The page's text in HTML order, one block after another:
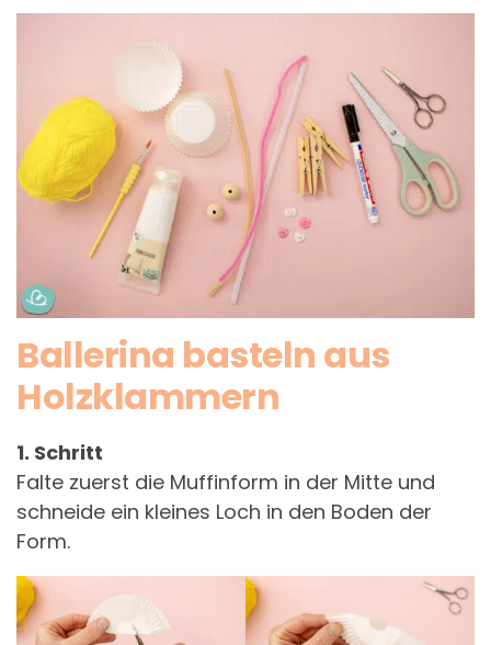
Ballerina basteln aus
Holzklammern
1. Schritt
Falte zuerst die Muffinform in der Mitte und
schneide ein kleines Loch in den Boden der
Form.